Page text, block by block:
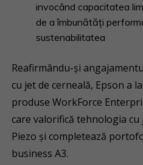
invocând capacitatea
de a îmbunătăți
sustenabilitatea
Reafirmându-și
cu jet de cerneală, Epson a
produse WorkForce
care valorifică tehnologia cu
Piezo și completează
business A3.